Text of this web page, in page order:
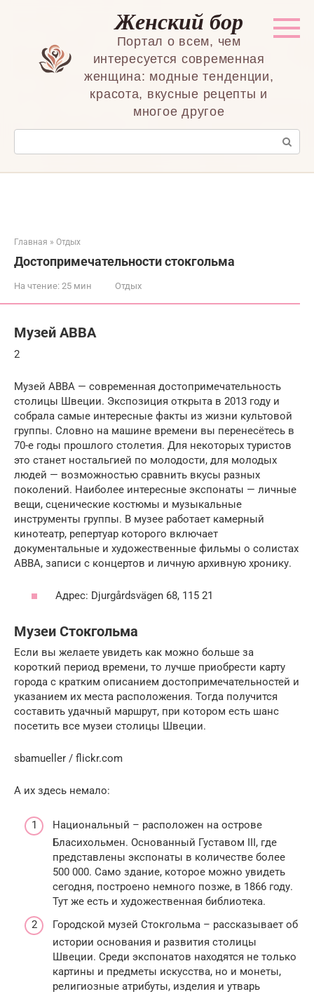
Женский бор
Портал о всем, чем
интересуется современная
женщина: модные тенденции,
красота, вкусные рецепты и
многое другое
Поиск:
Главная » Отдых
Достопримечательности стокгольма
На чтение: 25 мин Отдых
Музей ABBA
2
Музей АВВА — современная достопримечательность
столицы Швеции. Экспозиция открыта в 2013 году и
собрала самые интересные факты из жизни культовой
группы. Словно на машине времени вы перенесётесь в
70-е годы прошлого столетия. Для некоторых туристов
это станет ностальгией по молодости, для молодых
людей — возможностью сравнить вкусы разных
поколений. Наиболее интересные экспонаты — личные
вещи, сценические костюмы и музыкальные
инструменты группы. В музее работает камерный
кинотеатр, репертуар которого включает
документальные и художественные фильмы о солистах
АВВА, записи с концертов и личную архивную хронику.
Адрес: Djurgårdsvägen 68, 115 21
Музеи Стокгольма
Если вы желаете увидеть как можно больше за
короткий период времени, то лучше приобрести карту
города с кратким описанием достопримечательностей и
указанием их места расположения. Тогда получится
составить удачный маршрут, при котором есть шанс
посетить все музеи столицы Швеции.
sbamueller / flickr.com
А их здесь немало:
Национальный – расположен на острове
Бласихольмен. Основанный Густавом III, где
представлены экспонаты в количестве более
500 000. Само здание, которое можно увидеть
сегодня, построено немного позже, в 1866 году.
Тут же есть и художественная библиотека.
Городской музей Стокгольма – рассказывает об
истории основания и развития столицы
Швеции. Среди экспонатов находятся не только
картины и предметы искусства, но и монеты,
религиозные атрибуты, изделия и утварь